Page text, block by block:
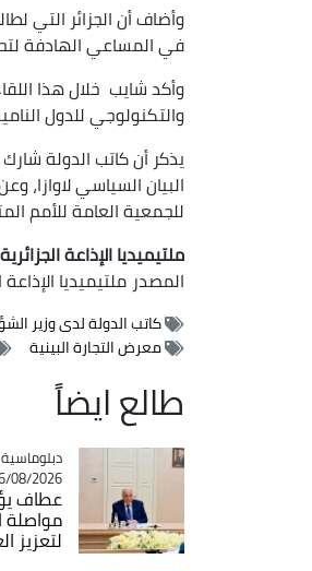
وأضاف أن الجزائر التي
في المساعي الهادفة
وأكد شايب خلال هذا
والتكنولوجي للدول
يذكر أن كاتب الدولة
للجمعية العامة للأمم
ملتيميديا الإذاعة الجزائرية
المصدر ملتيميديا الإذاعة
كاتب الدولة لدى وزير
معرض التجارة البينية
طالع ايضاً
Catégorie
دبلوماسية
2026 - 20:12
عطاف
مواصلة
لتعزيز